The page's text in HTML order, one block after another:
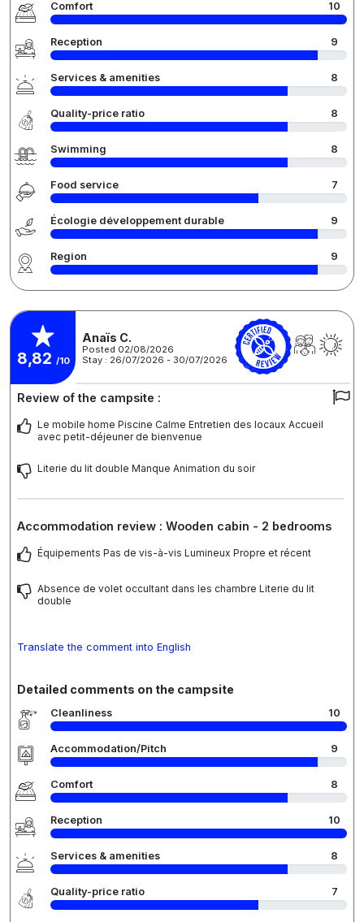
Comfort 10
Reception 9
Services & amenities 8
Quality-price ratio 8
Swimming 8
Food service 7
Écologie développement durable 9
Region 9
8,82 /10
Anaïs C.
Posted 02/08/2026
Stay : 26/07/2026 - 30/07/2026
Review of the campsite :
Le mobile home Piscine Calme Entretien des locaux Accueil
avec petit-déjeuner de bienvenue
Literie du lit double Manque Animation du soir
Accommodation review : Wooden cabin - 2 bedrooms
Équipements Pas de vis-à-vis Lumineux Propre et récent
Absence de volet occultant dans les chambre Literie du lit
double
Translate the comment into English
Detailed comments on the campsite
Cleanliness 10
Accommodation/Pitch 9
Comfort 8
Reception 10
Services & amenities 8
Quality-price ratio 7